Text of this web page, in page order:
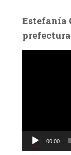
Estefanía
c
00:00